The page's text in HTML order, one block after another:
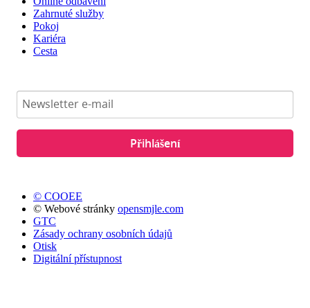
Zahrnuté služby
Pokoj
Kariéra
Cesta
Přihlášení
© COOEE
© Webové stránky opensmjle.com
GTC
Zásady ochrany osobních údajů
Otisk
Digitální přístupnost